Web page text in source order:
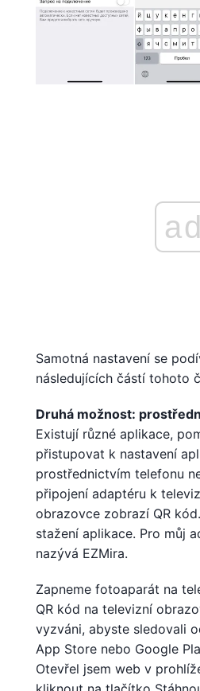
ad
Samotná nastavení se
následujících částí tohoto
Druhá možnost:
Existují různé aplikace,
přistupovat k nastavení
prostřednictvím telefonu
připojení adaptéru k
obrazovce zobrazí QR
stažení aplikace. Pro můj
nazývá EZMira.
Zapneme fotoaparát na
QR kód na televizní
vyzváni, abyste sledovali
App Store nebo Google
Otevřel jsem web v